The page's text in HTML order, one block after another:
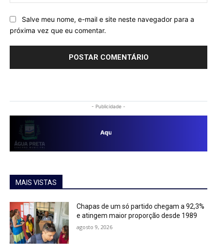
Salve meu nome, e-mail e site neste navegador para a
próxima vez que eu comentar.
- Publicidade -
MAIS VISTAS
Chapas de um só partido chegam a 92,3%
e atingem maior proporção desde 1989
agosto 9, 2026